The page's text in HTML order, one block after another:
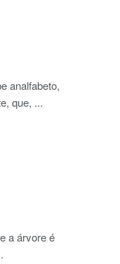
analfabeto,
que, ...
a árvore é